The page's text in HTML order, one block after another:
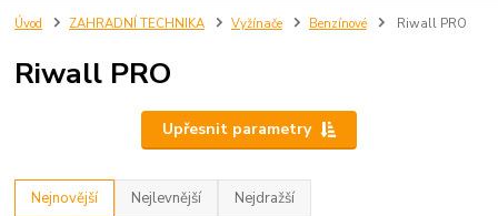
Úvod ZAHRADNÍ TECHNIKA Vyžínače Benzínové Riwall PRO
Riwall PRO
Upřesnit parametry
Nejnovější Nejlevnější Nejdražší